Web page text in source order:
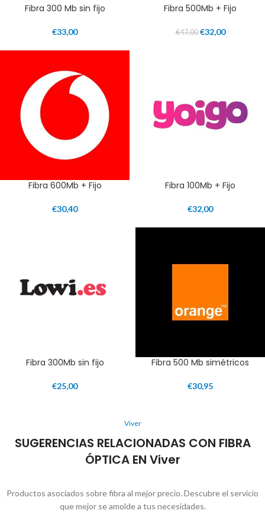
Fibra 300 Mb sin fijo
€33,00
Fibra 500Mb + Fijo
€47,00 €32,00
Fibra 600Mb + Fijo
€30,40
Fibra 100Mb + Fijo
€32,00
Fibra 300Mb sin fijo
€25,00
Fibra 500 Mb simétricos
€30,95
Viver
SUGERENCIAS RELACIONADAS CON FIBRA
ÓPTICA EN Viver
Productos asociados sobre fibra al mejor precio. Descubre el servicio
que mejor se amolde a tus necesidades.